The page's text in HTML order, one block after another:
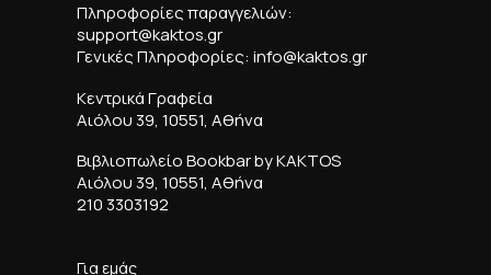
Πληροφορίες παραγγελιών:
support@kaktos.gr
Γενικές Πληροφορίες: info@kaktos.gr
Κεντρικά Γραφεία
Αιόλου 39, 10551, Αθήνα
Βιβλιοπωλείο Bookbar by KAKTOS
Αιόλου 39, 10551, Αθήνα
210 3303192
Για εμάς